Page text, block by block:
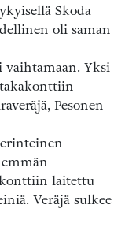
Skoda
oli saman
Yksi
Pesonen
laitettu
Veräjä sulkee